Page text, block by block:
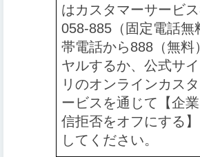
はカスタマーサービ
058-885（固定電話無
帯電話から888（無料
ヤルするか、公式サ
リのオンラインカス
ービスを通じて【企
信拒否をオフにする
してください。